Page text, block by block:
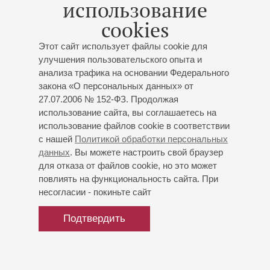
использование
cookies
Этот сайт использует файлы cookie для
улучшения пользовательского опыта и
анализа трафика на основании Федерального
закона «О персональных данных» от
27.07.2006 № 152-ФЗ. Продолжая
использование сайта, вы соглашаетесь на
использование файлов cookie в соответствии
с нашей Политикой обработки персональных
данных. Вы можете настроить свой браузер
для отказа от файлов cookie, но это может
повлиять на функциональность сайта. При
несогласии - покиньте сайт
Подтвердить
: Соната соль мажор, Соната ми мажор;
: «Жаворонок взлетающий»;
Санс: Фантазия для скрипки и арфы;Дебюсси
«Бергамасская сюита»(Прелюдия, «Лунный свет»)
Фладжелло: Соната для арфы